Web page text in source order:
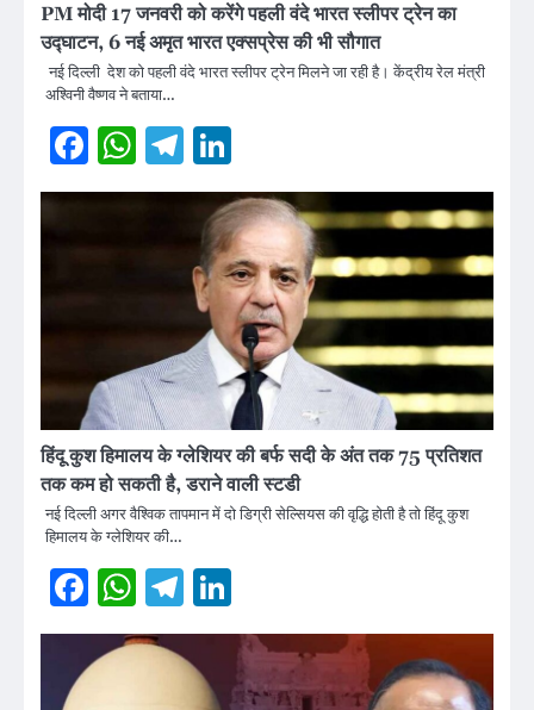
PM मोदी 17 जनवरी को करेंगे पहली वंदे भारत स्लीपर ट्रेन का
उद्घाटन, 6 नई अमृत भारत एक्सप्रेस की भी सौगात
नई दिल्ली देश को पहली वंदे भारत स्लीपर ट्रेन मिलने जा रही है। केंद्रीय रेल मंत्री
अश्विनी वैष्णव ने बताया…
Facebook
WhatsApp
Telegram
हिंदू कुश हिमालय के ग्लेशियर की बर्फ सदी के अंत तक 75 प्रतिशत
तक कम हो सकती है, डराने वाली स्टडी
नई दिल्ली अगर वैश्विक तापमान में दो डिग्री सेल्सियस की वृद्धि होती है तो हिंदू कुश
हिमालय के ग्लेशियर की…
Facebook
WhatsApp
Telegram